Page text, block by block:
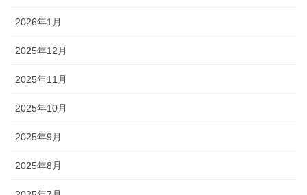
2026年1月
2025年12月
2025年11月
2025年10月
2025年9月
2025年8月